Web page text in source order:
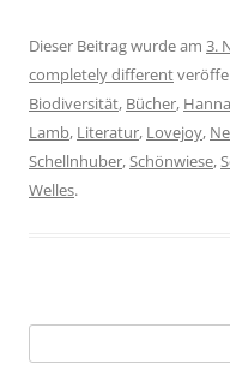
Dieser Beitrag wurde am 3.
completely different
Biodiversität, Bücher,
Lamb, Literatur, Lovejoy,
Schellnhuber,Schönwiese,
Welles.
nach: